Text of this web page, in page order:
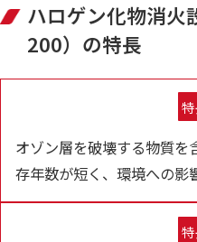
ハロゲン化物消
200）の特長
オゾン層を破壊する物質
存年数が短く、環境への影